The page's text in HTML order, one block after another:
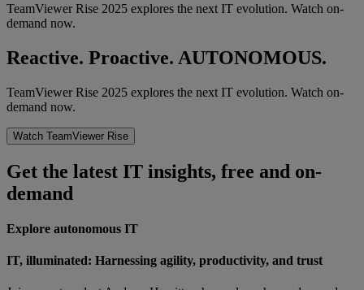
TeamViewer Rise 2025 explores the next IT evolution. Watch on-
demand now.
Reactive. Proactive.️ AUTONOMOUS.
TeamViewer Rise 2025 explores the next IT evolution. Watch on-
demand now.
Watch TeamViewer Rise
Get the latest IT insights, free and on-
demand
Explore autonomous IT
IT, illuminated: Harnessing agility, productivity, and trust